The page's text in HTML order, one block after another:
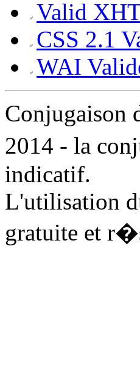
Valid
CSS 2.1
WAI
2014 - la
indicatif.
L'utilisation
gratuite et